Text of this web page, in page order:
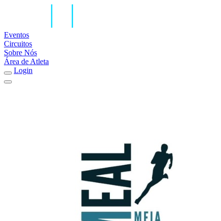
Eventos
Circuitos
Sobre Nós
Área de Atleta
Login